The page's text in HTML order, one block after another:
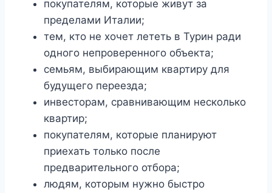
покупателям, которые живут за
пределами Италии;
тем, кто не хочет лететь в Турин ради
одного непроверенного объекта;
семьям, выбирающим квартиру для
будущего переезда;
инвесторам, сравнивающим несколько
квартир;
покупателям, которые планируют
приехать только после
предварительного отбора;
людям, которым нужно быстро